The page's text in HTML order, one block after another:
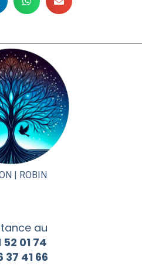
| ROBIN
au
52 01 74
37 41 66